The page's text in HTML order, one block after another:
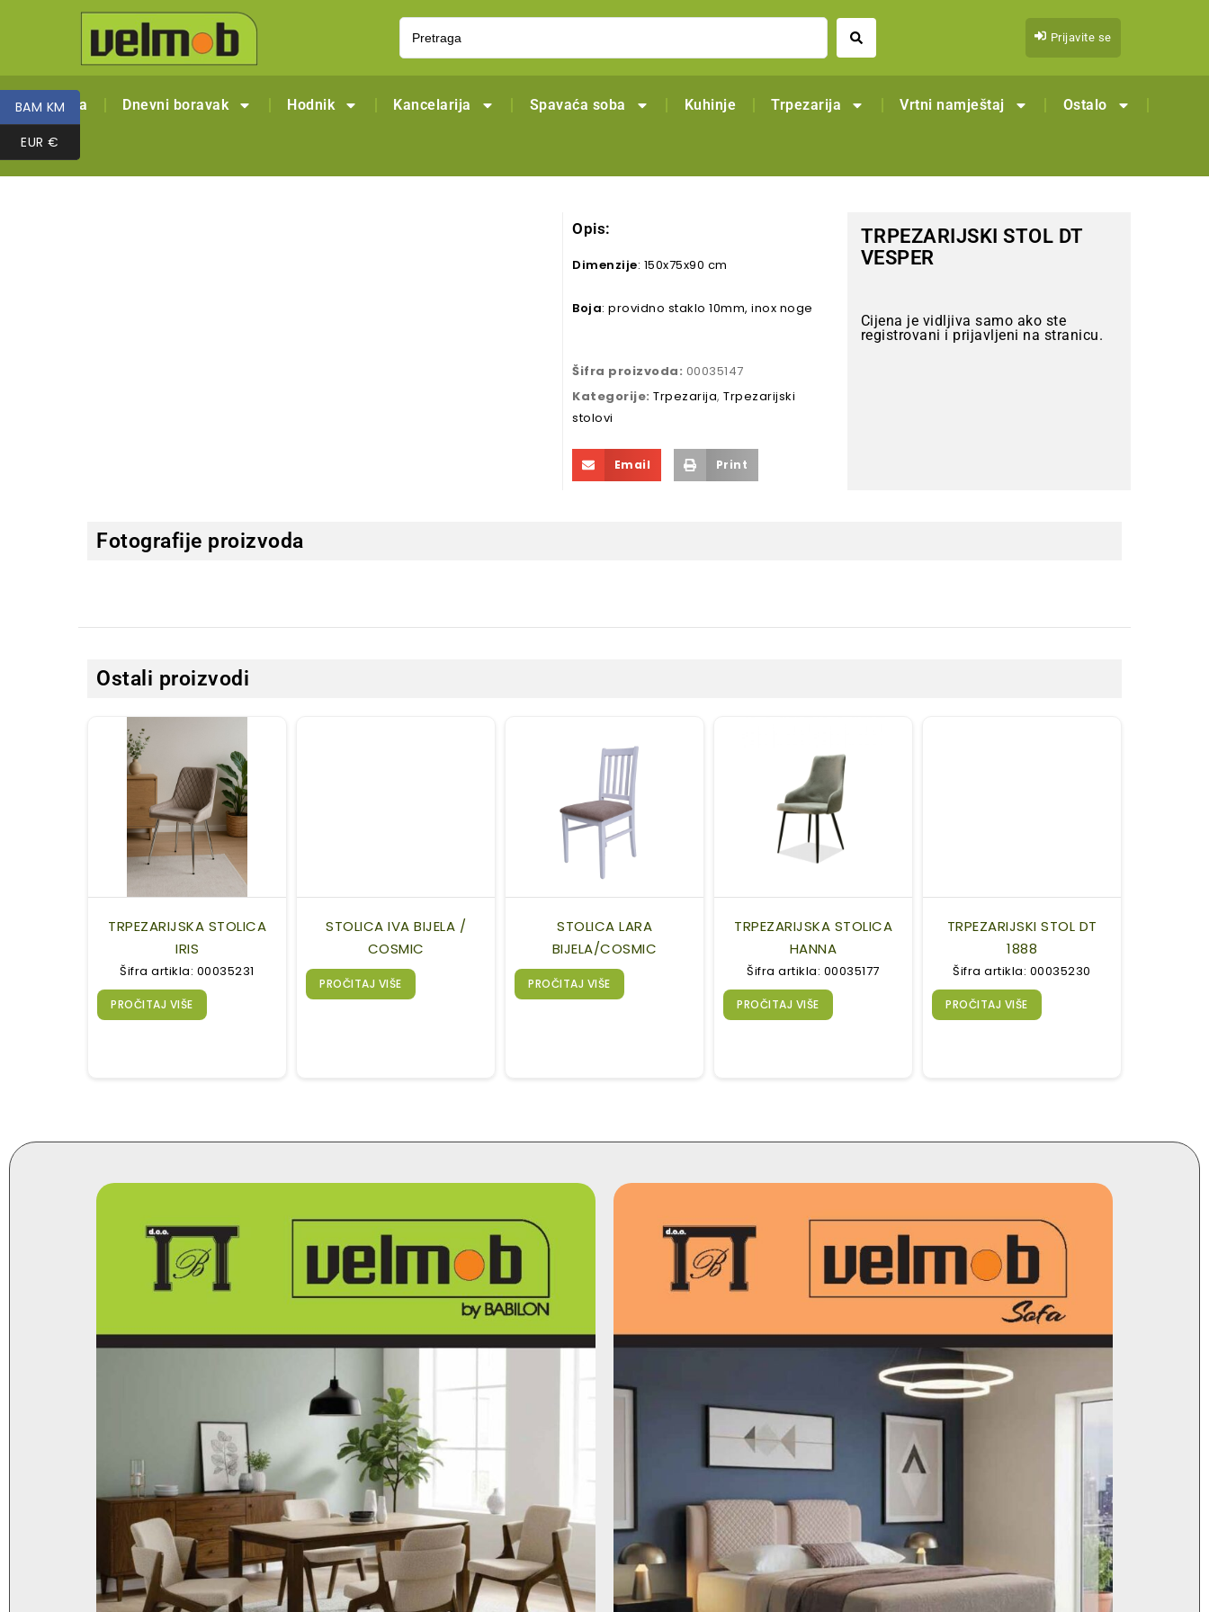
Prijavite se
Naslovna Dnevni boravak Hodnik Kancelarija Spavaća soba Kuhinje Trpezarija Vrtni namještaj Ostalo
Outlet
Opis:
Dimenzije: 150x75x90 cm
Boja: providno staklo 10mm, inox noge
Šifra proizvoda: 00035147
Kategorije: Trpezarija,Trpezarijski
stolovi
Email Print
TRPEZARIJSKI STOL DT
VESPER
Cijena je vidljiva samo ako ste
registrovani i prijavljeni na stranicu.
Fotografije proizvoda
Ostali proizvodi
TRPEZARIJSKA STOLICA
IRIS
Šifra artikla: 00035231
PROČITAJ VIŠE
STOLICA IVA BIJELA /
COSMIC
PROČITAJ VIŠE
STOLICA LARA
BIJELA/COSMIC
PROČITAJ VIŠE
TRPEZARIJSKA STOLICA
HANNA
Šifra artikla: 00035177
PROČITAJ VIŠE
TRPEZARIJSKI STOL DT
1888
Šifra artikla: 00035230
PROČITAJ VIŠE
BAM KM
EUR €
BAM KM
EUR €